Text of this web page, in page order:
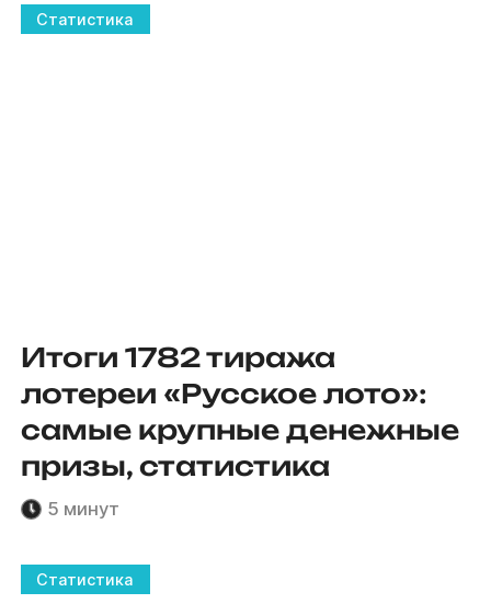
Статистика
Итоги 1782 тиража
лотереи «Русское лото»:
самые крупные денежные
призы, статистика
5 минут
Статистика